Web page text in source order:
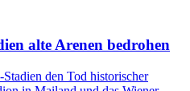
alte Arenen bedrohen
den Tod his­torischer